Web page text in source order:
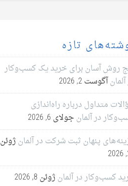
تازه
روش آسان برای خرید یک کسب‌وکار
آگوست 2, 2026
متداول درباره راه‌اندازی
در آلمان جولای 6, 2026
پنهان ثبت شرکت در آلمان ژوئن
کسب‌وکار در آلمان ژوئن 8, 2026